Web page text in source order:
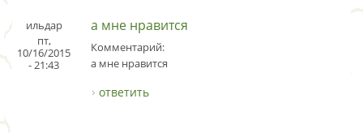
ильдар
пт,
10/16/2015
- 21:43
а мне нравится
Комментарий:
а мне нравится
ответить